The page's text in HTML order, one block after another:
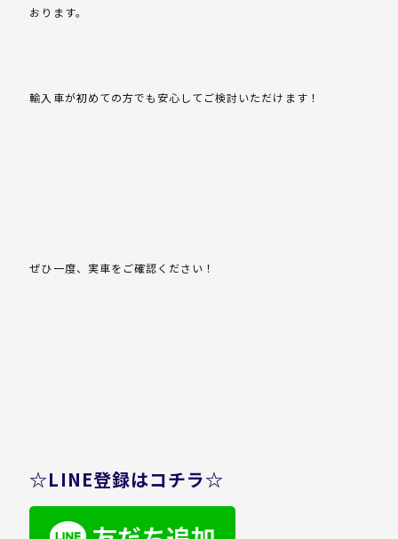
おります。
輸入車が初めての方でも安心してご検討いただけます！
ぜひ一度、実車をご確認ください！
☆LINE登録はコチラ☆